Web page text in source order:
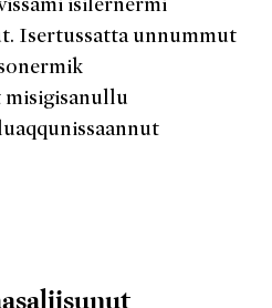
Isertussatta unnummut